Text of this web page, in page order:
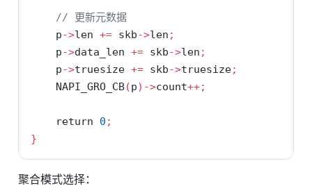
// 更新元数据
    p
->len += skb->len ;
    p
->data_len += skb->len ;
    p
->truesize += skb->truesize;
    NAPI_GRO_CB
(p)->count++;
return 0 ;
}
聚合模式选择：